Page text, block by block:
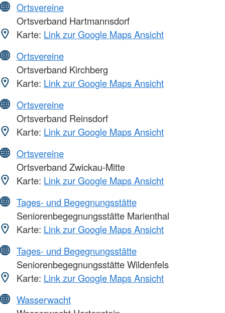
Ortsvereine
Ortsverband Hartmannsdorf
Karte: Link zur Google Maps Ansicht
Ortsvereine
Ortsverband Kirchberg
Karte: Link zur Google Maps Ansicht
Ortsvereine
Ortsverband Reinsdorf
Karte: Link zur Google Maps Ansicht
Ortsvereine
Ortsverband Zwickau-Mitte
Karte: Link zur Google Maps Ansicht
Tages- und Begegnungsstätte
Seniorenbegegnungsstätte Marienthal
Karte: Link zur Google Maps Ansicht
Tages- und Begegnungsstätte
Seniorenbegegnungsstätte Wildenfels
Karte: Link zur Google Maps Ansicht
Wasserwacht